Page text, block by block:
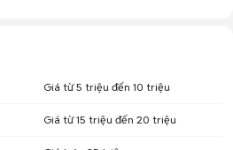
Giá từ 5 triệu đến 10 triệu
Giá từ 15 triệu đến 20 triệu